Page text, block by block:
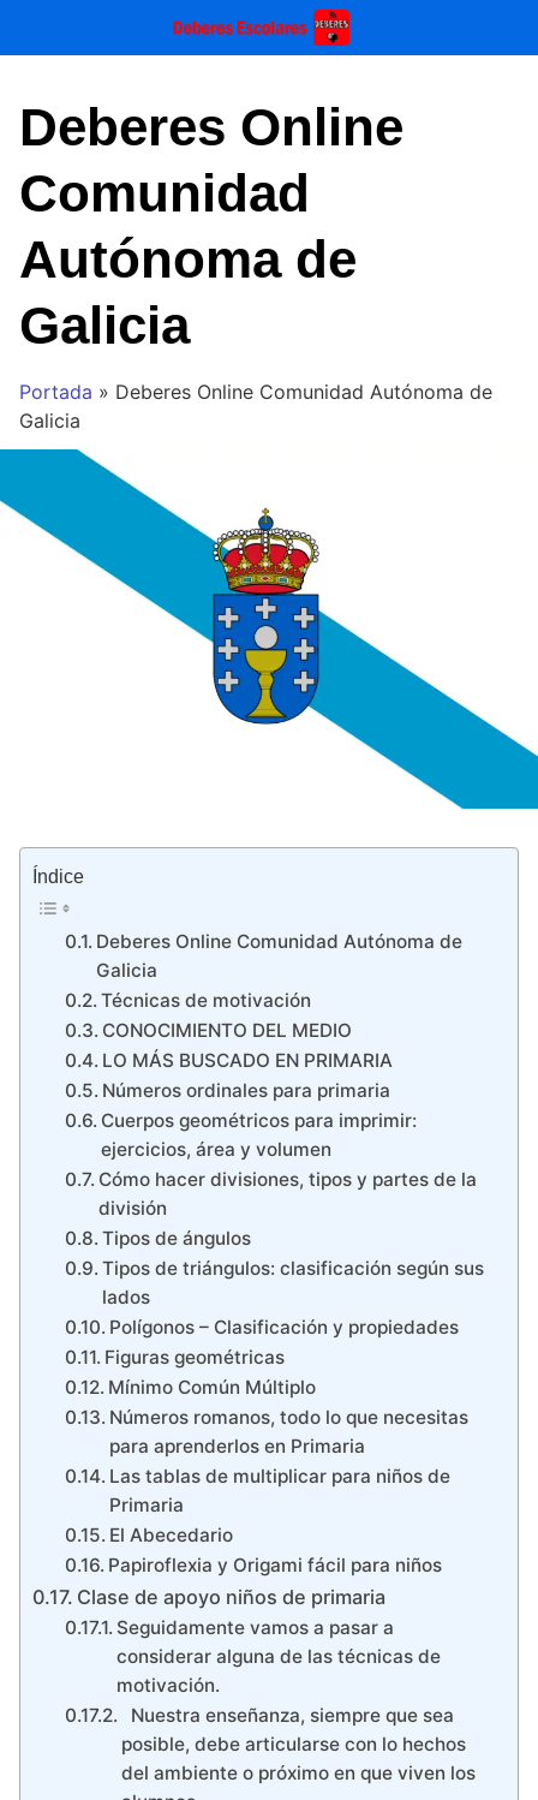
Deberes Online
Comunidad
Autónoma de
Galicia
Portada » Deberes Online Comunidad Autónoma de
Galicia
Índice
Deberes Online Comunidad Autónoma de
Galicia
Técnicas de motivación
CONOCIMIENTO DEL MEDIO
LO MÁS BUSCADO EN PRIMARIA
Números ordinales para primaria
Cuerpos geométricos para imprimir:
ejercicios, área y volumen
Cómo hacer divisiones, tipos y partes de la
división
Tipos de ángulos
Tipos de triángulos: clasificación según sus
lados
Polígonos – Clasificación y propiedades
Figuras geométricas
Mínimo Común Múltiplo
Números romanos, todo lo que necesitas
para aprenderlos en Primaria
Las tablas de multiplicar para niños de
Primaria
El Abecedario
Papiroflexia y Origami fácil para niños
Clase de apoyo niños de primaria
Seguidamente vamos a pasar a
considerar alguna de las técnicas de
motivación.
Nuestra enseñanza, siempre que sea
posible, debe articularse con lo hechos
del ambiente o próximo en que viven los